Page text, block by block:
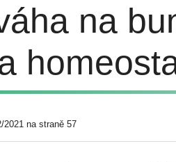
na
na straně 57